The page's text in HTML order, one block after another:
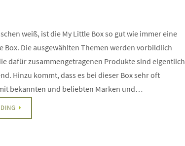
weiß, ist die My Little Box so gut wie immer eine
Box. Die ausgewählten Themen werden vorbildlich
dafür zusammengetragenen Produkte sind eigentlich
Hinzu kommt, dass es bei dieser Box sehr oft
bekannten und beliebten Marken und…